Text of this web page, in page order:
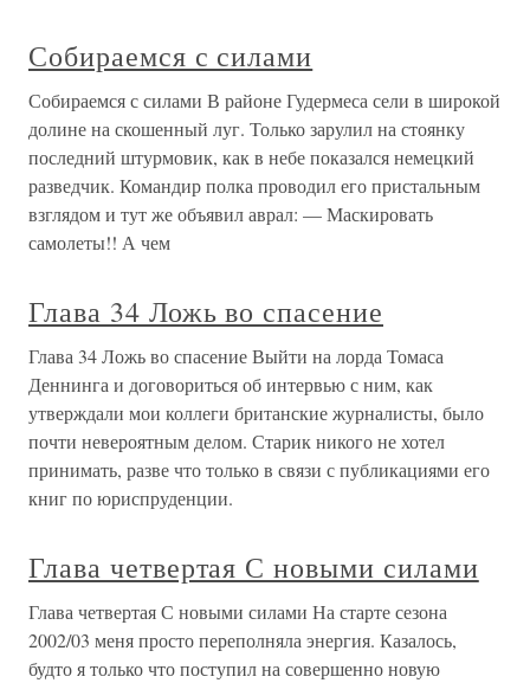
Собираемся с силами
Собираемся с силами В районе Гудермеса сели в широкой
долине на скошенный луг. Только зарулил на стоянку
последний штурмовик, как в небе показался немецкий
разведчик. Командир полка проводил его пристальным
взглядом и тут же объявил аврал: — Маскировать
самолеты!! А чем
Глава 34 Ложь во спасение
Глава 34 Ложь во спасение Выйти на лорда Томаса
Деннинга и договориться об интервью с ним, как
утверждали мои коллеги британские журналисты, было
почти невероятным делом. Старик никого не хотел
принимать, разве что только в связи с публикациями его
книг по юриспруденции.
Глава четвертая С новыми силами
Глава четвертая С новыми силами На старте сезона
2002/03 меня просто переполняла энергия. Казалось,
будто я только что поступил на совершенно новую